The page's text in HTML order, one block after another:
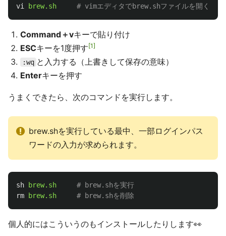
vi
brew.sh # vimエディタでbrew.shファイルを開く
Command＋vキーで貼り付け
ESCキーを1度押す 1
:wq と入力する（上書きして保存の意味）
Enterキーを押す
うまくできたら、次のコマンドを実行します。
brew.shを実行している最中、一部ログインパス
ワードの入力が求められます。
sh brew.sh
# brew.shを実行
rm
brew.sh # brew.shを削除
個人的にはこういうのもインストールしたりします👀